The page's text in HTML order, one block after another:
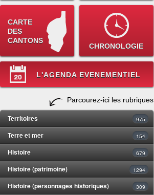
CARTE
DES
CANTONS
CHRONOLOGIE
L'AGENDA EVENEMENTIEL
Parcourez-ici les rubriques
Territoires 975
Terre et mer 154
Histoire 679
Histoire (patrimoine) 1294
Histoire (personnages historiques) 309